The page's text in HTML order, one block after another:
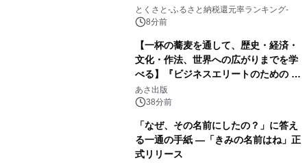
とくさと-ふるさと納税還元率ランキング-
8分前
【一杯の蕎麦を通して、歴史・経済・
文化・作法、世界への広がりまでを学
べる】『ビジネスエリートのための 教
養としての蕎麦』2026年8月25日
（火）発売
あさ出版
38分前
「なぜ、その名前にしたの？」に答え
る一通の手紙 ―「きみの名前はね」正
式リリース